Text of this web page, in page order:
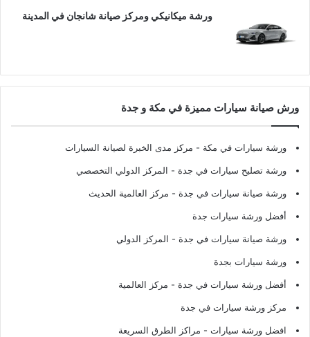
ورشة ميكانيكي ومركز صيانة شانجان في المدينة
ورش صيانة سيارات مميزة في مكة و جدة
ورشة سيارات في مكة - مركز مدى الخبرة لصيانة السيارات
ورشة تصليح سيارات في جدة - المركز الدولي التخصصي
ورشة صيانة سيارات في جدة - مركز العالمية الحديث
أفضل ورشة سيارات جدة
ورشة صيانة سيارات في جدة - المركز الدولي
ورشة سيارات بجدة
أفضل ورشة سيارات في جدة - مركز العالمية
مركز ورشة سيارات في جدة
افضل ورشة سيارات - مراكز الطرق السريعة